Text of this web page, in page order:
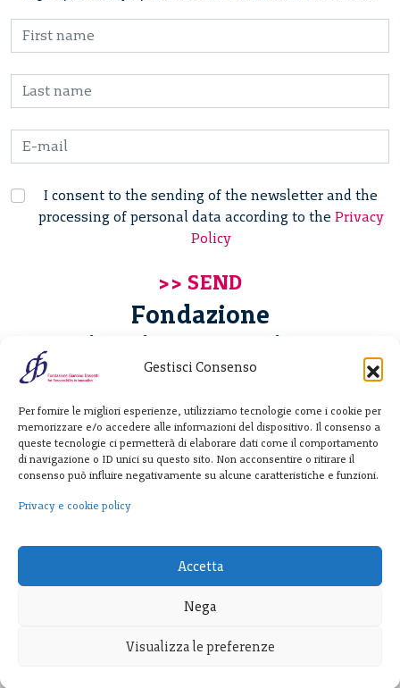
Gestisci Consenso
Per fornire le migliori esperienze, utilizziamo tecnologie come i cookie per
memorizzare e/o accedere alle informazioni del dispositivo. Il consenso a
queste tecnologie ci permetterà di elaborare dati come il comportamento
di navigazione o ID unici su questo sito. Non acconsentire o ritirare il
consenso può influire negativamente su alcune caratteristiche e funzioni.
Privacy e cookie policy
Accetta
Nega
Visualizza le preferenze
I consent to the sending of the newsletter and the
processing of personal data according to the Privacy
Policy
Fondazione
Giannino Bassetti ETS
20122 Milano - Italia
T. +39 02 781933
F. + 39 02 76392030
info@fondazionebassetti.org
p.i. 12520270153